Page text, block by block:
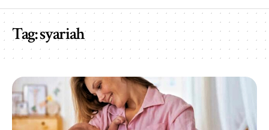
Tag:syariah